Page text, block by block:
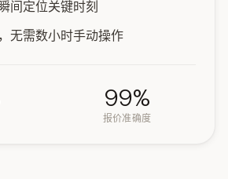
间定位关键时刻
无需数小时手动操作
99%
报价准确度